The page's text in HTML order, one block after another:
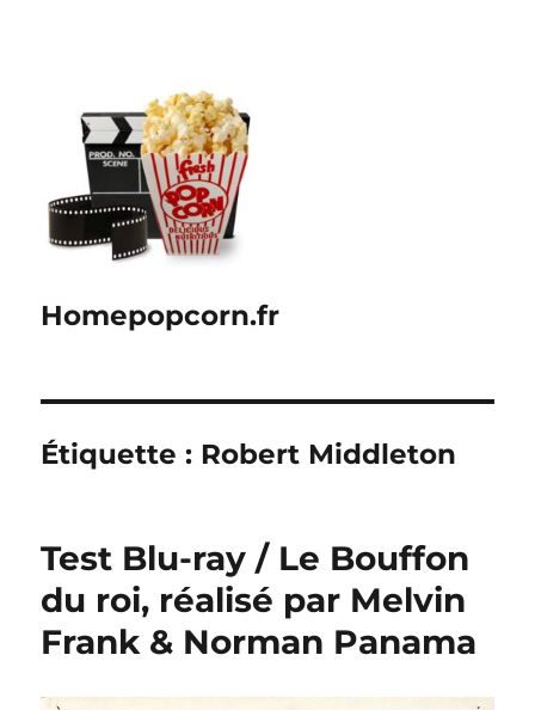
Homepopcorn.fr
Étiquette : Robert Middleton
Test Blu-ray / Le Bouffon
du roi, réalisé par Melvin
Frank & Norman Panama